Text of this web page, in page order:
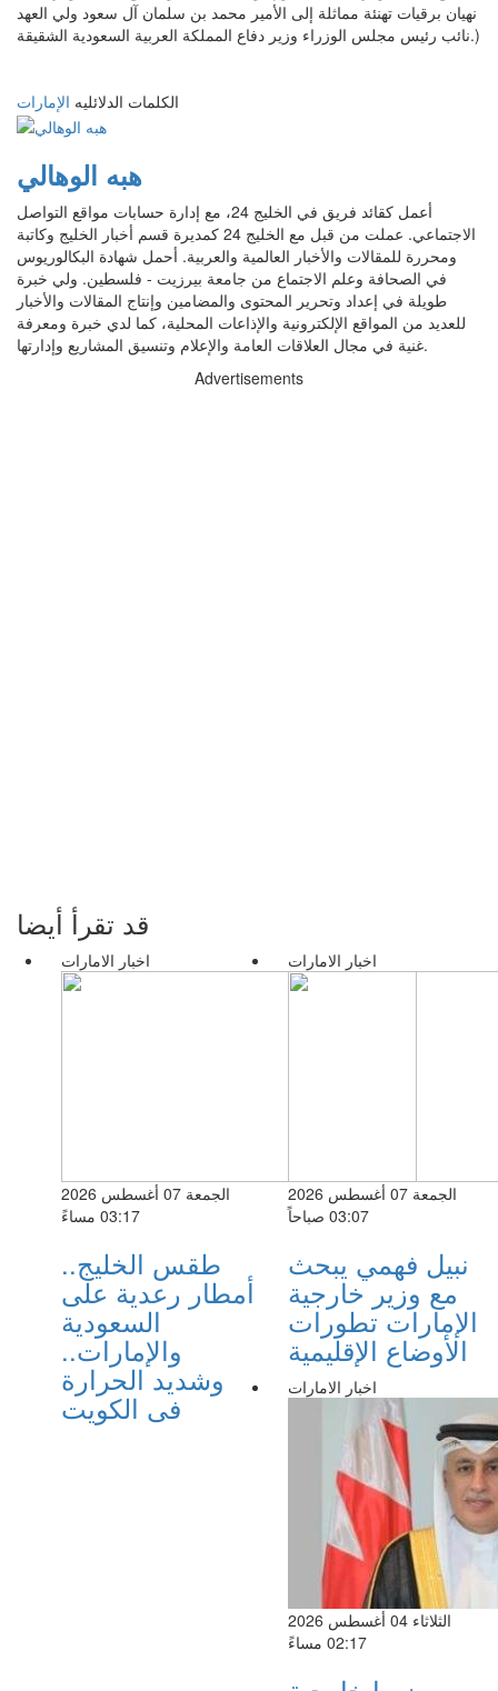
نهيان برقيات تهنئة مماثلة إلى الأمير محمد بن سلمان آل سعود ولي العهد
نائب رئيس مجلس الوزراء وزير دفاع المملكة العربية السعودية الشقيقة.)
الكلمات الدلائليه الإمارات
هبه الوهالي
أعمل كقائد فريق في الخليج 24، مع إدارة حسابات مواقع التواصل
الاجتماعي. عملت من قبل مع الخليج 24 كمديرة قسم أخبار الخليج وكاتبة
ومحررة للمقالات والأخبار العالمية والعربية. أحمل شهادة البكالوريوس
في الصحافة وعلم الاجتماع من جامعة بيرزيت - فلسطين. ولي خبرة
طويلة في إعداد وتحرير المحتوى والمضامين وإنتاج المقالات والأخبار
للعديد من المواقع الإلكترونية والإذاعات المحلية، كما لدي خبرة ومعرفة
غنية في مجال العلاقات العامة والإعلام وتنسيق المشاريع وإدارتها.
Advertisements
قد تقرأ أيضا
اخبار الامارات
الجمعة 07 أغسطس 2026
03:17 مساءً
طقس الخليج..
أمطار رعدية على
السعودية
والإمارات..
وشديد الحرارة
فى الكويت
اخبار الامارات
الجمعة 07 أغسطس 2026
03:07 صباحاً
نبيل فهمي يبحث
مع وزير خارجية
الإمارات تطورات
الأوضاع الإقليمية
اخبار الامارات
الثلاثاء 04 أغسطس 2026
02:17 مساءً